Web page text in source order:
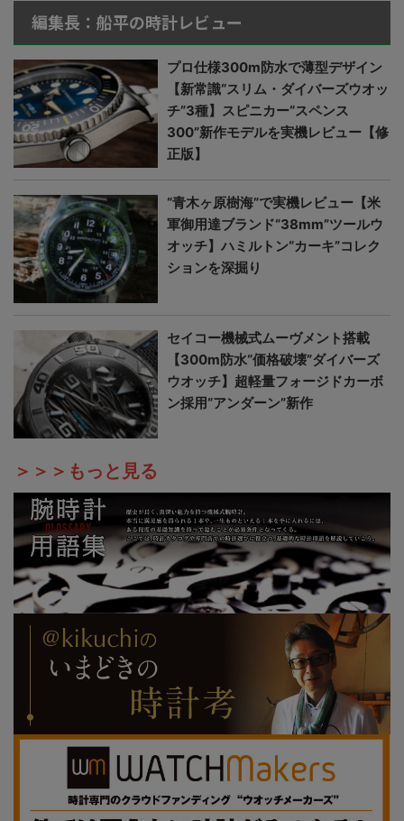
編集長：船平の時計レビュー
プロ仕様300m防水で薄型デザイン
【新常識“スリム・ダイバーズウオッ
チ”3種】スピニカー“スペンス
300”新作モデルを実機レビュー【修
正版】
“青木ヶ原樹海”で実機レビュー【米
軍御用達ブランド“38mm”ツールウ
オッチ】ハミルトン“カーキ”コレク
ションを深掘り
セイコー機械式ムーヴメント搭載
【300m防水“価格破壊”ダイバーズ
ウオッチ】超軽量フォージドカーボ
ン採用“アンダーン”新作
＞＞＞もっと見る